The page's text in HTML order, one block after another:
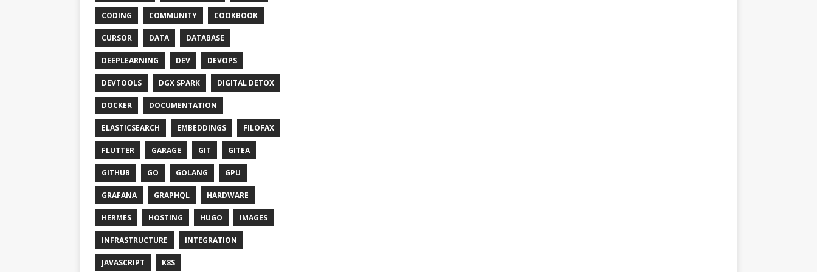
CODING COMMUNITY COOKBOOK
CURSOR DATA DATABASE
DEEPLEARNING DEV DEVOPS
DEVTOOLS DGX SPARK DIGITAL DETOX
DOCKER DOCUMENTATION
ELASTICSEARCH EMBEDDINGS FILOFAX
FLUTTER GARAGE GIT GITEA
GITHUB GO GOLANG GPU
GRAFANA GRAPHQL HARDWARE
HERMES HOSTING HUGO IMAGES
INFRASTRUCTURE INTEGRATION
JAVASCRIPT K8S